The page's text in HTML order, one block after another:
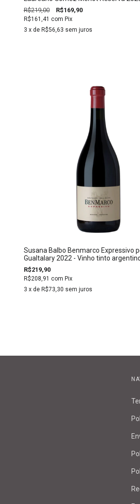
R$219,00 R$169,90
R$161,41 com Pix
3 x de R$56,63 sem juros
Susana Balbo Benmarco Expressivo
Gualtalary 2022 - Vinho tinto
R$219,90
R$208,91 com Pix
3 x de R$73,30 sem juros